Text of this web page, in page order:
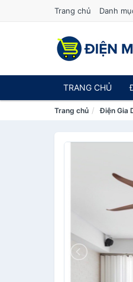
Trang chủ Danh
TRANG CHỦ
Trang chủ Điện Gia